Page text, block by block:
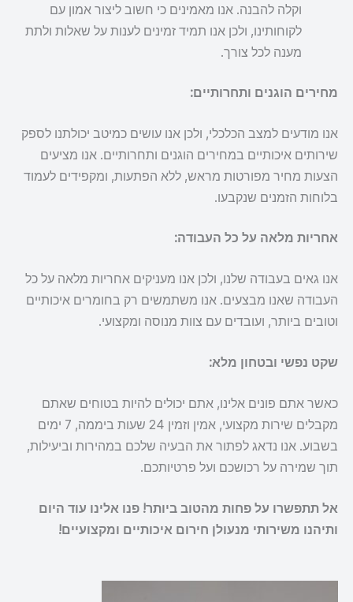
וקלה להבנה. אנו מאמינים כי חשוב ליצור אמון עם
לקוחותינו, ולכן אנו תמיד זמינים לענות על שאלות ולתת
מענה לכל צורך.
מחירים הוגנים ותחרותיים:
אנו מודעים למצב הכלכלי, ולכן אנו עושים כמיטב יכולתנו לספק
שירותים איכותיים במחירים הוגנים ותחרותיים. אנו מציעים
הצעות מחיר מפורטות מראש, ללא הפתעות, ומקפידים לעמוד
בלוחות הזמנים שנקבעו.
אחריות מלאה על כל העבודה:
אנו גאים בעבודה שלנו, ולכן אנו מעניקים אחריות מלאה על כל
העבודה שאנו מבצעים. אנו משתמשים רק בחומרים איכותיים
וטובים ביותר, ועובדים עם צוות מנוסה ומקצועי.
שקט נפשי ובטחון מלא:
כאשר אתם פונים אלינו, אתם יכולים להיות בטוחים שאתם
מקבלים שירות מקצועי, אמין וזמין 24 שעות ביממה, 7 ימים
בשבוע. אנו נדאג לפתור את הבעיה שלכם במהירות וביעילות,
תוך שמירה על רכושכם ועל פרטיותכם.
אל תתפשרו על פחות מהטוב ביותר! פנו אלינו עוד היום
ותיהנו משירותי מנעולן חירום איכותיים ומקצועיים!